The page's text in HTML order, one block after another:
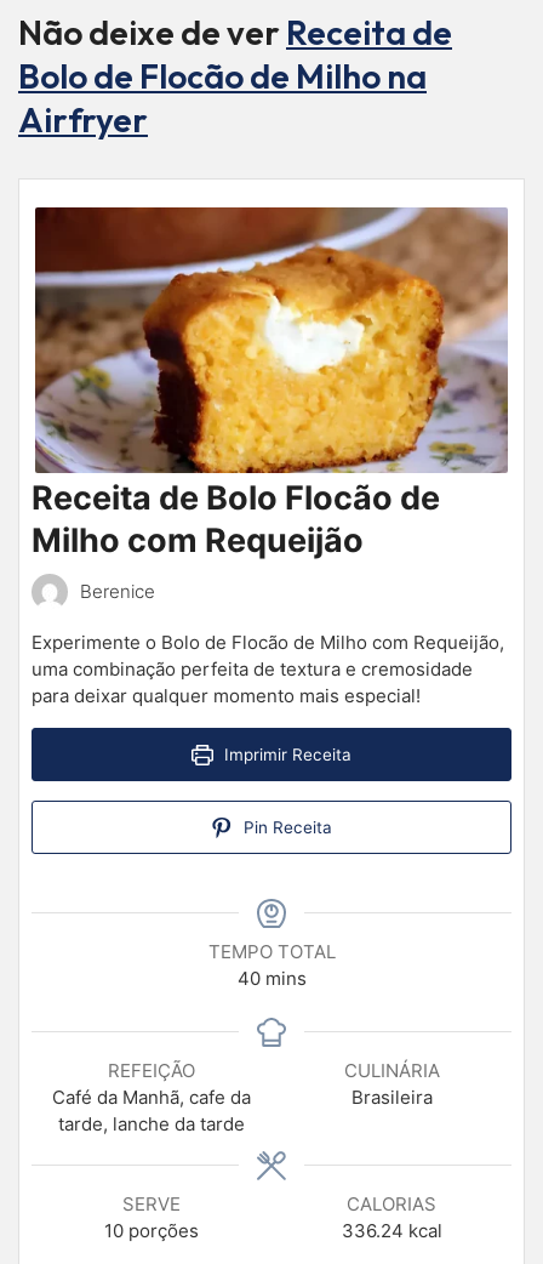
Não deixe de ver Receita de
Bolo de Flocão de Milho na
Airfryer
Receita de Bolo Flocão de
Milho com Requeijão
Berenice
Experimente o Bolo de Flocão de Milho com Requeijão,
uma combinação perfeita de textura e cremosidade
para deixar qualquer momento mais especial!
Imprimir Receita
Pin Receita
TEMPO TOTAL
40 mins
REFEIÇÃO
Café da Manhã, cafe da
tarde, lanche da tarde
CULINÁRIA
Brasileira
SERVE
10 porções
CALORIAS
336.24 kcal